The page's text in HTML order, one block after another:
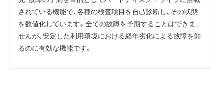
されている機能で、各種の検査項目を自己診断し、その状態
を数値化しています。全ての故障を予期することはできま
せんが、安定した利用環境における経年劣化による故障を知
るのに有効な機能です。